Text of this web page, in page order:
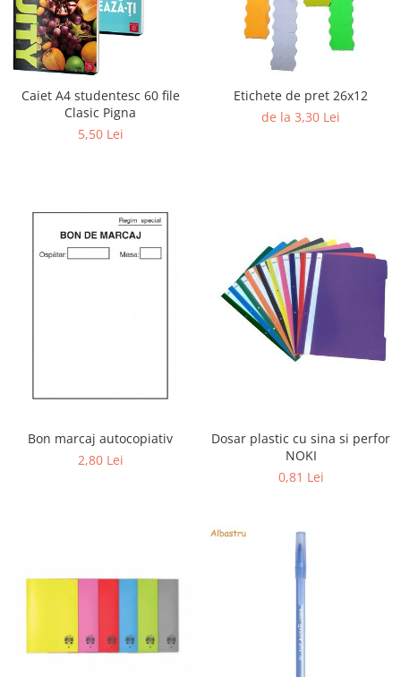
Caiet A4 studentesc 60 file
Clasic Pigna
5,50 Lei
Etichete de pret 26x12
de la 3,30 Lei
Bon marcaj autocopiativ
2,80 Lei
Dosar plastic cu sina si perfor
NOKI
0,81 Lei